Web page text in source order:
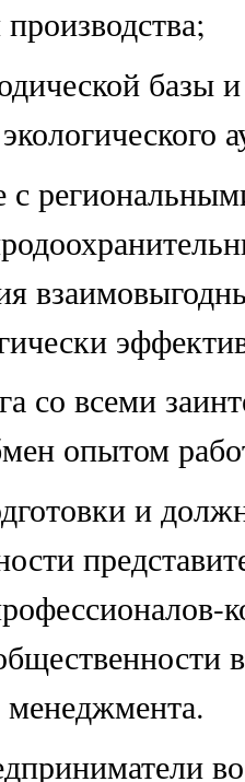
базы
с
со всеми
опытом
и
менеджмента.